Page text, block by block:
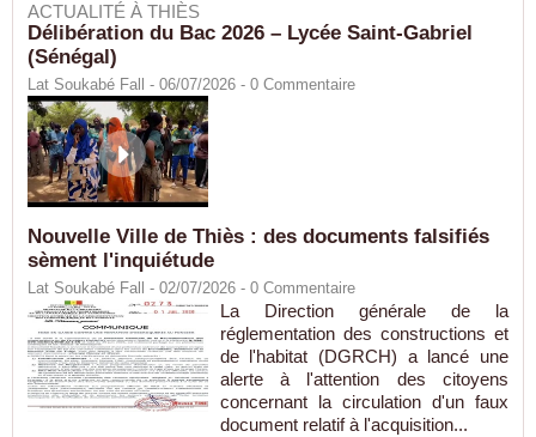
ACTUALITÉ À THIÈS
Délibération du Bac 2026 – Lycée Saint-Gabriel
(Sénégal)
Lat Soukabé Fall - 06/07/2026 - 0 Commentaire
Nouvelle Ville de Thiès : des documents falsifiés
sèment l'inquiétude
Lat Soukabé Fall - 02/07/2026 - 0 Commentaire
La Direction générale de la
réglementation des constructions et
de l'habitat (DGRCH) a lancé une
alerte à l'attention des citoyens
concernant la circulation d'un faux
document relatif à l'acquisition...